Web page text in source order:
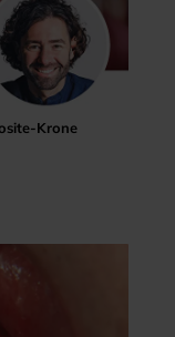
Krone